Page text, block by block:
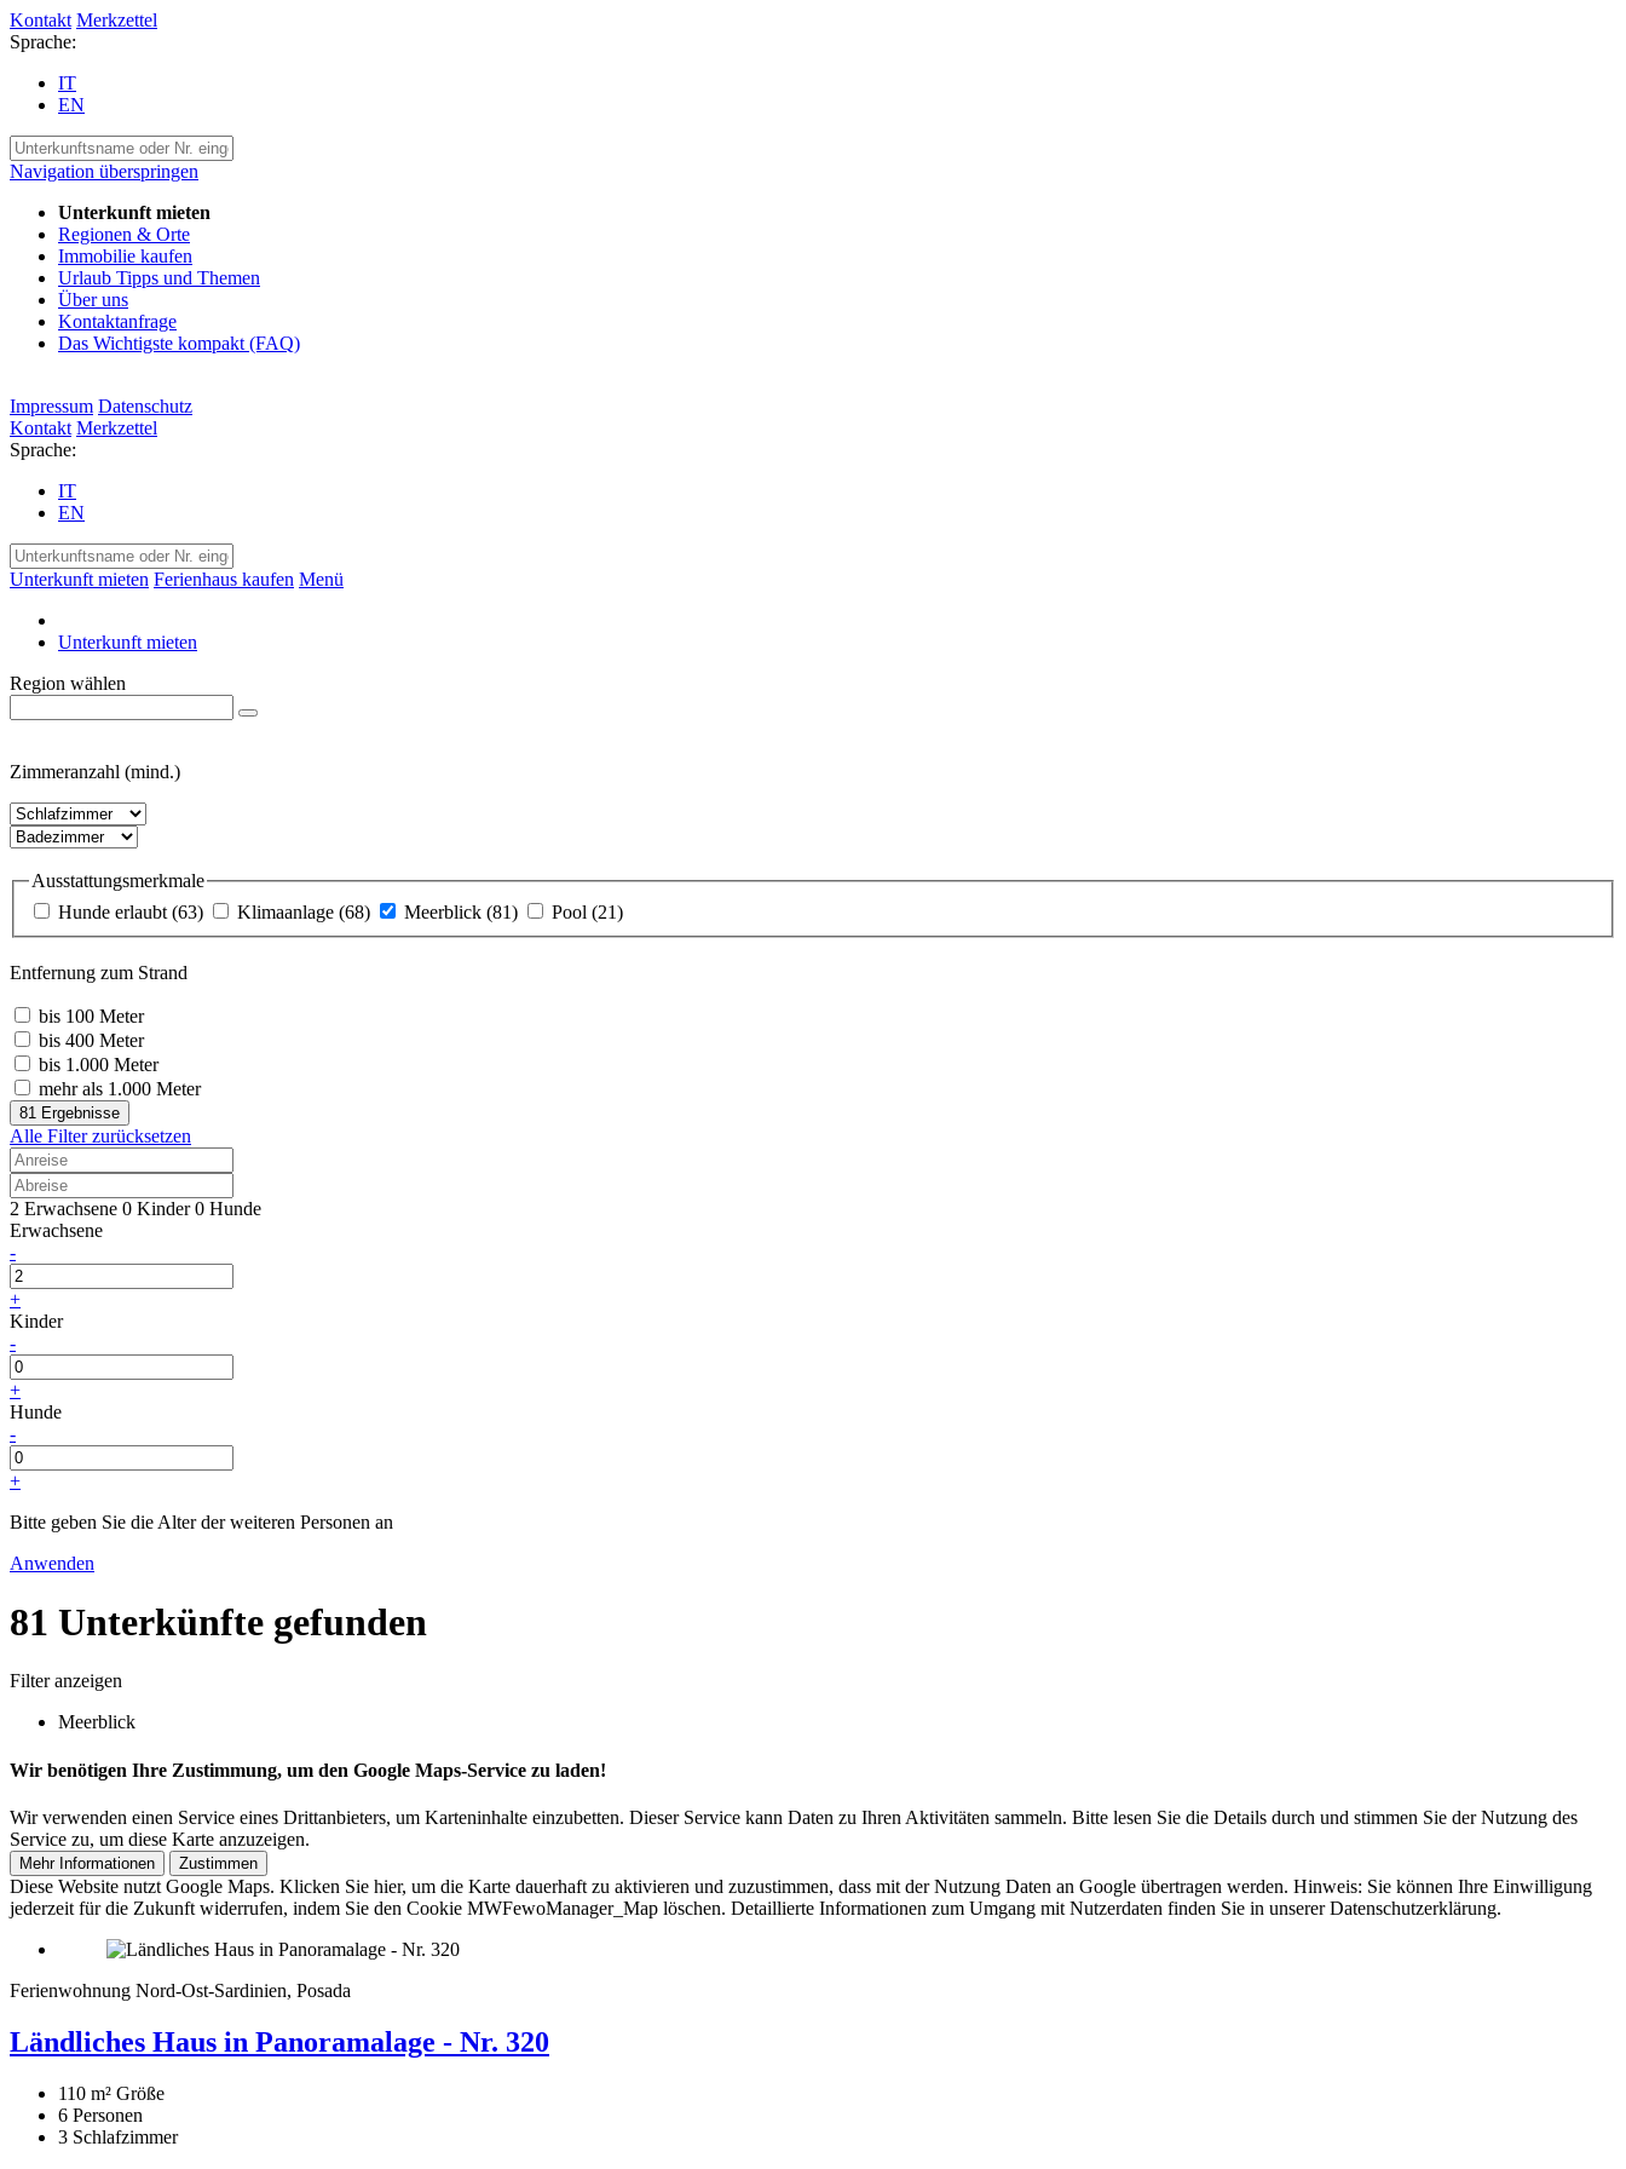
Kontakt Merkzettel
Sprache:
IT
EN
Navigation überspringen
Unterkunft mieten
Regionen & Orte
Immobilie kaufen
Urlaub Tipps und Themen
Über uns
Kontaktanfrage
Das Wichtigste kompakt (FAQ)
Impressum Datenschutz
Kontakt Merkzettel
Sprache:
IT
EN
Unterkunft mieten Ferienhaus kaufen Menü
Unterkunft mieten
Region wählen
Zimmeranzahl (mind.)
Ausstattungsmerkmale
Hunde erlaubt (63) Klimaanlage (68) Meerblick (81) Pool (21)
Entfernung zum Strand
bis 100 Meter
bis 400 Meter
bis 1.000 Meter
mehr als 1.000 Meter
81 Ergebnisse
Alle Filter zurücksetzen
2 Erwachsene 0 Kinder 0 Hunde
Erwachsene
-
+
Kinder
-
+
Hunde
-
+
Bitte geben Sie die Alter der weiteren Personen an
Anwenden
81 Unterkünfte gefunden
Filter anzeigen
Meerblick
Wir benötigen Ihre Zustimmung, um den Google Maps-Service zu laden!
Wir verwenden einen Service eines Drittanbieters, um Karteninhalte einzubetten. Dieser Service kann Daten zu Ihren Aktivitäten sammeln. Bitte lesen Sie die Details durch und stimmen Sie der Nutzung des
Service zu, um diese Karte anzuzeigen.
Mehr Informationen Zustimmen
Diese Website nutzt Google Maps. Klicken Sie hier, um die Karte dauerhaft zu aktivieren und zuzustimmen, dass mit der Nutzung Daten an Google übertragen werden. Hinweis: Sie können Ihre Einwilligung
jederzeit für die Zukunft widerrufen, indem Sie den Cookie MWFewoManager_Map löschen. Detaillierte Informationen zum Umgang mit Nutzerdaten finden Sie in unserer Datenschutzerklärung.
Ferienwohnung Nord-Ost-Sardinien, Posada
Ländliches Haus in Panoramalage - Nr. 320
110 m² Größe
6 Personen
3 Schlafzimmer